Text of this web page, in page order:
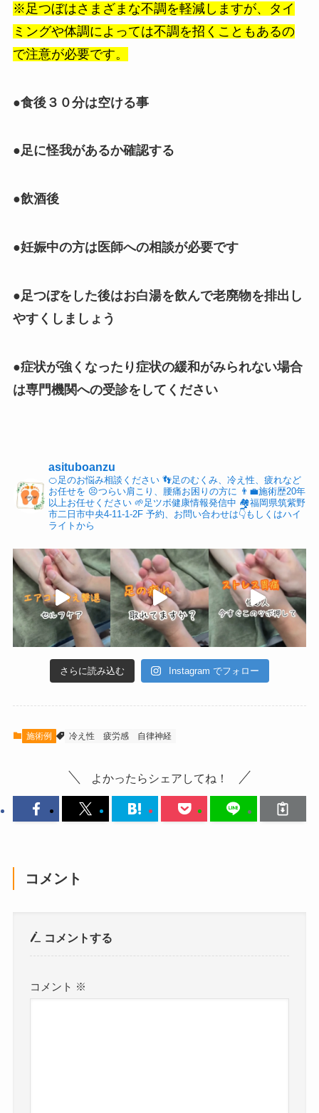
※足つぼはさまざまな不調を軽減しますが、タイ
ミングや体調によっては不調を招くこともあるの
で注意が必要です。
●食後３０分は空ける事
●足に怪我があるか確認する
●飲酒後
●妊娠中の方は医師への相談が必要です
●足つぼをした後はお白湯を飲んで老廃物を排出し
やすくしましょう
●症状が強くなったり症状の緩和がみられない場合
は専門機関への受診をしてください
asituboanzu
🍊足のお悩み相談ください👣足のむくみ、冷え性、疲れなど
お任せを 😣つらい肩こり、腰痛お困りの方に 👨‍💼施術歴20年
以上お任せください🌱足ツボ健康情報発信中 🏘福岡県筑紫野
市二日市中央4-11-1-2F予約、お問い合わせは👇もしくはハイ
ライトから
さらに読み込む Instagram でフォロー
施術例 冷え性 疲労感 自律神経
よかったらシェアしてね！
コメント
コメントする
コメント ※